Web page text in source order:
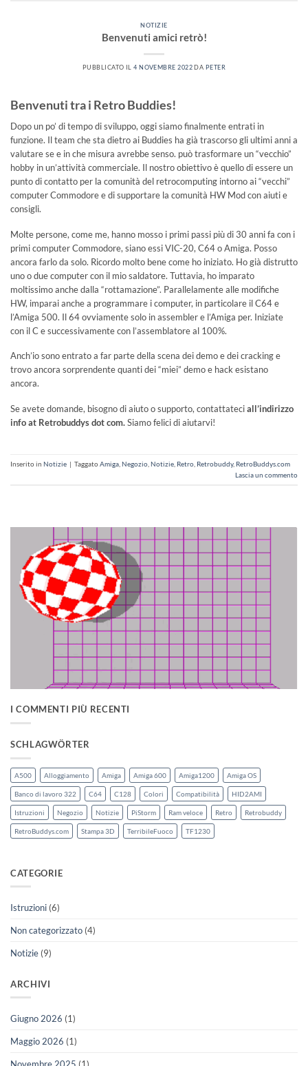
NOTIZIE
Benvenuti amici retrò!
PUBBLICATO IL4 NOVEMBRE 2022 DA PETER
Benvenuti tra i Retro Buddies!
Dopo un po’ di tempo di sviluppo, oggi siamo finalmente entrati in
funzione. Il team che sta dietro ai Buddies ha già trascorso gli ultimi anni a
valutare se e in che misura avrebbe senso. può trasformare un “vecchio”
hobby in un’attività commerciale. Il nostro obiettivo è quello di essere un
punto di contatto per la comunità del retrocomputing intorno ai “vecchi”
computer Commodore e di supportare la comunità HW Mod con aiuti e
consigli.
Molte persone, come me, hanno mosso i primi passi più di 30 anni fa con i
primi computer Commodore, siano essi VIC-20, C64 o Amiga. Posso
ancora farlo da solo. Ricordo molto bene come ho iniziato. Ho già distrutto
uno o due computer con il mio saldatore. Tuttavia, ho imparato
moltissimo anche dalla “rottamazione”. Parallelamente alle modifiche
HW, imparai anche a programmare i computer, in particolare il C64 e
l’Amiga 500. Il 64 ovviamente solo in assembler e l’Amiga per. Iniziate
con il C e successivamente con l’assemblatore al 100%.
Anch’io sono entrato a far parte della scena dei demo e dei cracking e
trovo ancora sorprendente quanti dei “miei” demo e hack esistano
ancora.
Se avete domande, bisogno di aiuto o supporto, contattateciall’indirizzo
info at Retrobuddys dot com.Siamo felici di aiutarvi!
Inserito in Notizie | TaggatoAmiga Negozio Notizie Retro Retrobuddy, RetroBuddys.com
Lascia un commento
I COMMENTI PIÙ RECENTI
SCHLAGWÖRTER
A500 Alloggiamento Amiga Amiga 600 Amiga1200 Amiga OS
Banco di lavoro 322 C64 C128 Colori Compatibilità HID2AMI
Istruzioni Negozio Notizie PiStorm Ram veloce Retro Retrobuddy
RetroBuddys.com Stampa 3D TerribileFuoco TF1230
CATEGORIE
Istruzioni (6)
Non categorizzato (4)
Notizie (9)
ARCHIVI
Giugno 2026 (1)
Maggio 2026 (1)